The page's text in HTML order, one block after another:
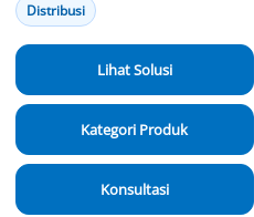
Distribusi
Lihat Solusi
Kategori Produk
Konsultasi